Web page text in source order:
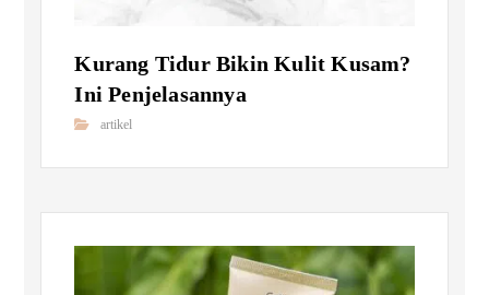
Kurang Tidur Bikin Kulit Kusam?
Ini Penjelasannya
artikel